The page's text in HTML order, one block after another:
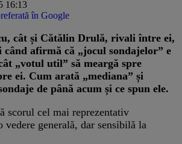
16:13
în Google
cât și Cătălin Drulă, rivali între ei,
când afirmă că „jocul sondajelor” e
„votul util” să meargă spre
ei. Cum arată „mediana” și
de până acum și ce spun ele.
scorul cel mai reprezentativ
vedere generală, dar sensibilă la